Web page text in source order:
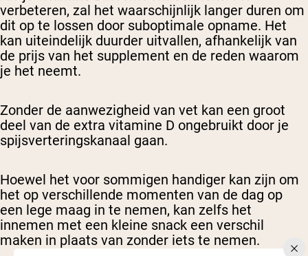
verbeteren, zal het waarschijnlijk langer duren om
dit op te lossen door suboptimale opname. Het
kan uiteindelijk duurder uitvallen, afhankelijk van
de prijs van het supplement en de reden waarom
je het neemt.
Zonder de aanwezigheid van vet kan een groot
deel van de extra vitamine D ongebruikt door je
spijsverteringskanaal gaan.
Hoewel het voor sommigen handiger kan zijn om
het op verschillende momenten van de dag op
een lege maag in te nemen, kan zelfs het
innemen met een kleine snack een verschil
maken in plaats van zonder iets te nemen.